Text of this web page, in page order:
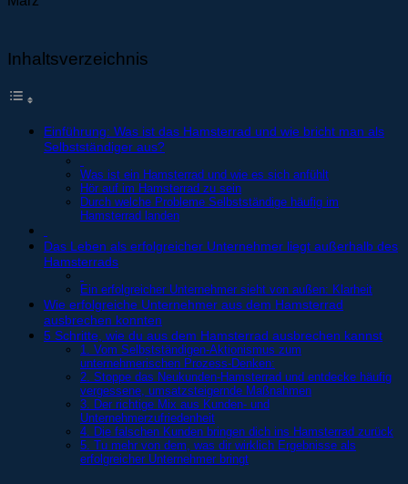
Inhaltsverzeichnis
Einführung: Was ist das Hamsterrad und wie bricht man als
Selbstständiger aus?
Was ist ein Hamsterrad und wie es sich anfühlt
Hör auf im Hamsterrad zu sein
Durch welche Probleme Selbstständige häufig im
Hamsterrad landen
Das Leben als erfolgreicher Unternehmer liegt außerhalb des
Hamsterrads
Ein erfolgreicher Unternehmer sieht von außen: Klarheit
Wie erfolgreiche Unternehmer aus dem Hamsterrad
ausbrechen konnten
5 Schritte, wie du aus dem Hamsterrad ausbrechen kannst
1. Vom Selbstständigen-Aktionismus zum
unternehmerischen Prozess-Denken:
2. Stoppe das Neukunden-Hamsterrad und entdecke häufig
vergessene, umsatzsteigernde Maßnahmen
3. Der richtige Mix aus Kunden- und
Unternehmerzufriedenheit
4. Die falschen Kunden bringen dich ins Hamsterrad zurück
5. Tu mehr von dem, was dir wirklich Ergebnisse als
erfolgreicher Unternehmer bringt